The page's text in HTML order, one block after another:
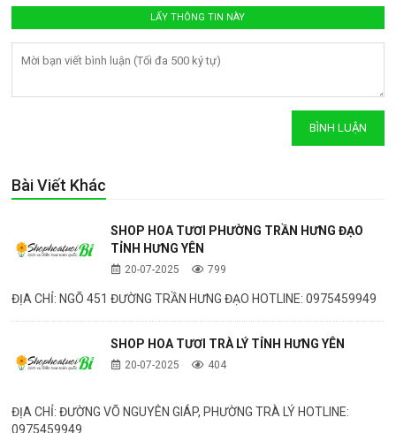
Bài Viết Khác
SHOP HOA TƯƠI PHƯỜNG TRẦN HƯNG ĐẠO
TỈNH HƯNG YÊN
20-07-2025 799
ĐỊA CHỈ: NGÕ 451 ĐƯỜNG TRẦN HƯNG ĐẠO HOTLINE: 0975459949
SHOP HOA TƯƠI TRÀ LÝ TỈNH HƯNG YÊN
20-07-2025 404
ĐỊA CHỈ: ĐƯỜNG VÕ NGUYÊN GIÁP, PHƯỜNG TRÀ LÝ HOTLINE:
0975459949